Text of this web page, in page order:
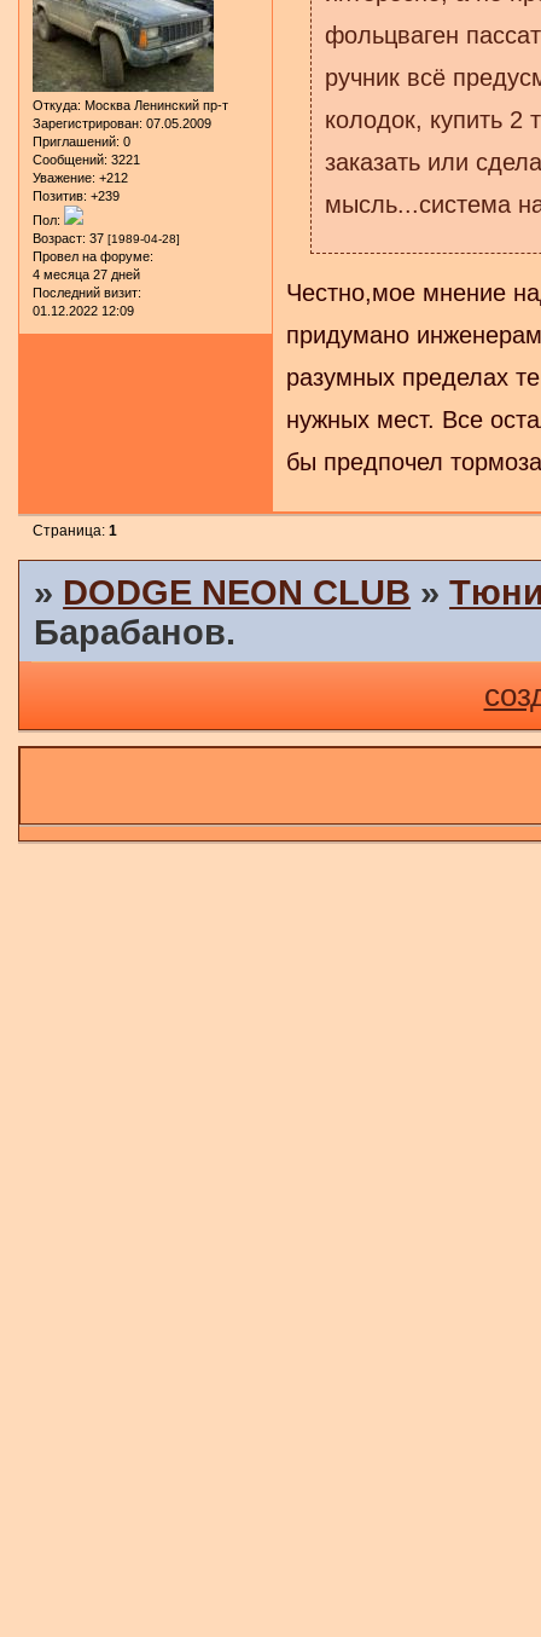
Откуда: Москва Ленинский пр-т
Зарегистрирован: 07.05.2009
Приглашений: 0
Сообщений: 3221
Уважение: +212
Позитив: +239
Пол:
Возраст: 37 [1989-04-28]
Провел на форуме:
4 месяца 27 дней
Последний визит:
01.12.2022 12:09
фольцваген
ручник всё
колодок, купить 2
заказать или
мысль...система
Честно,мое мнение
придумано
разумных пределах
нужных мест. Все
бы предпочел
Страница:1
» DODGE NEON CLUB »
Барабанов.